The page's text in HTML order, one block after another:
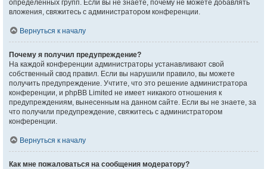
определённых групп. Если вы не знаете, почему не можете добавлять
вложения, свяжитесь с администратором конференции.
Вернуться к началу
Почему я получил предупреждение?
На каждой конференции администраторы устанавливают свой
собственный свод правил. Если вы нарушили правило, вы можете
получить предупреждение. Учтите, что это решение администратора
конференции, и phpBB Limited не имеет никакого отношения к
предупреждениям, вынесенным на данном сайте. Если вы не знаете, за
что получили предупреждение, свяжитесь с администратором
конференции.
Вернуться к началу
Как мне пожаловаться на сообщения модератору?